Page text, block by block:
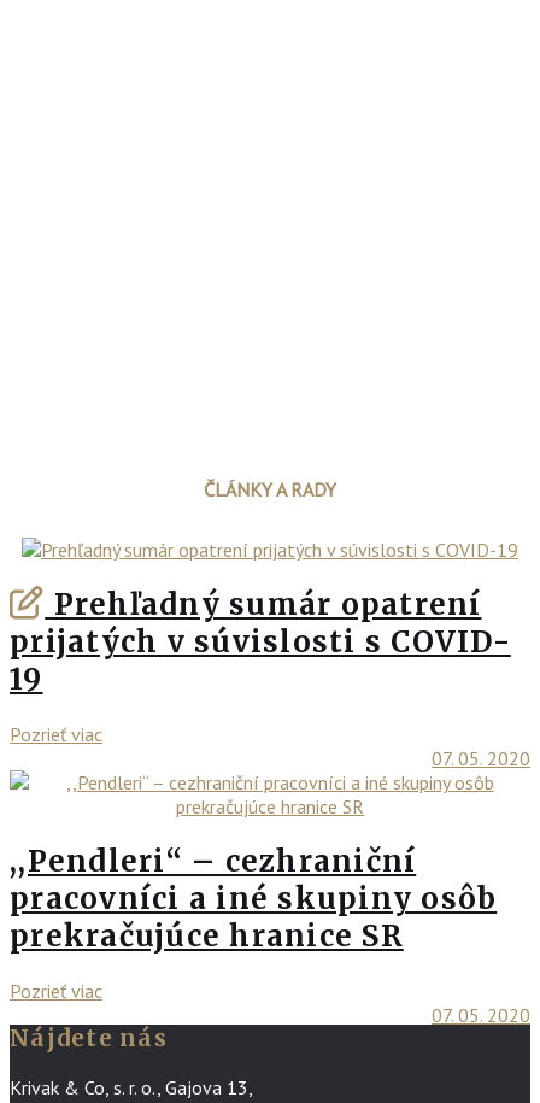
ČLÁNKY A RADY
Prehľadný sumár opatrení
prijatých v súvislosti s COVID-
19
Pozrieť viac
07. 05. 2020
,,Pendleri“ – cezhraniční
pracovníci a iné skupiny osôb
prekračujúce hranice SR
Pozrieť viac
07. 05. 2020
Nájdete nás
Krivak & Co, s. r. o., Gajova 13,